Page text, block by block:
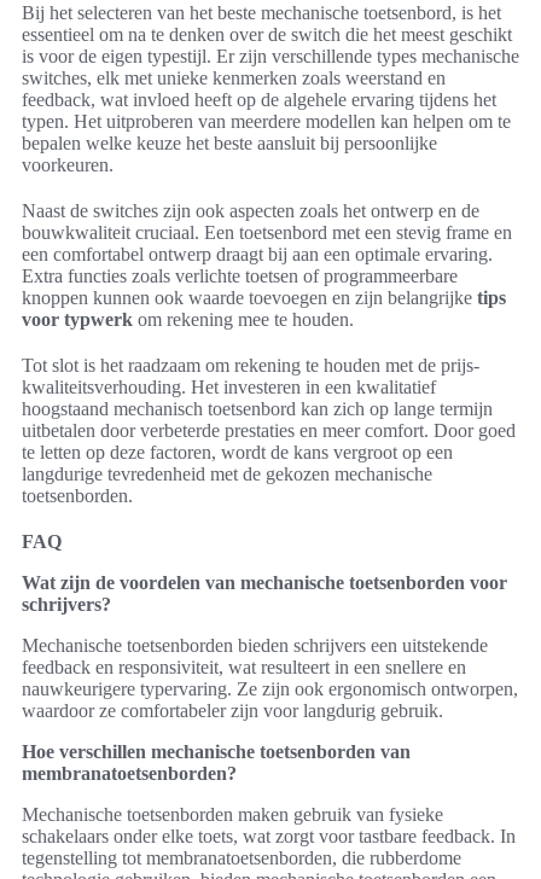
Bij het selecteren van het beste mechanische toetsenbord, is het
essentieel om na te denken over de switch die het meest geschikt
is voor de eigen typestijl. Er zijn verschillende types mechanische
switches, elk met unieke kenmerken zoals weerstand en
feedback, wat invloed heeft op de algehele ervaring tijdens het
typen. Het uitproberen van meerdere modellen kan helpen om te
bepalen welke keuze het beste aansluit bij persoonlijke
voorkeuren.
Naast de switches zijn ook aspecten zoals het ontwerp en de
bouwkwaliteit cruciaal. Een toetsenbord met een stevig frame en
een comfortabel ontwerp draagt bij aan een optimale ervaring.
Extra functies zoals verlichte toetsen of programmeerbare
knoppen kunnen ook waarde toevoegen en zijn belangrijke tips
voor typwerk om rekening mee te houden.
Tot slot is het raadzaam om rekening te houden met de prijs-
kwaliteitsverhouding. Het investeren in een kwalitatief
hoogstaand mechanisch toetsenbord kan zich op lange termijn
uitbetalen door verbeterde prestaties en meer comfort. Door goed
te letten op deze factoren, wordt de kans vergroot op een
langdurige tevredenheid met de gekozen mechanische
toetsenborden.
FAQ
Wat zijn de voordelen van mechanische toetsenborden voor
schrijvers?
Mechanische toetsenborden bieden schrijvers een uitstekende
feedback en responsiviteit, wat resulteert in een snellere en
nauwkeurigere typervaring. Ze zijn ook ergonomisch ontworpen,
waardoor ze comfortabeler zijn voor langdurig gebruik.
Hoe verschillen mechanische toetsenborden van
membranatoetsenborden?
Mechanische toetsenborden maken gebruik van fysieke
schakelaars onder elke toets, wat zorgt voor tastbare feedback. In
tegenstelling tot membranatoetsenborden, die rubberdome